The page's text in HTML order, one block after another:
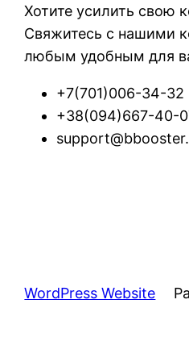
Хотите усилить свою
Свяжитесь с нашими
любым удобным для
+7(701)006-34-32
+38(094)667-40-
WordPress Website